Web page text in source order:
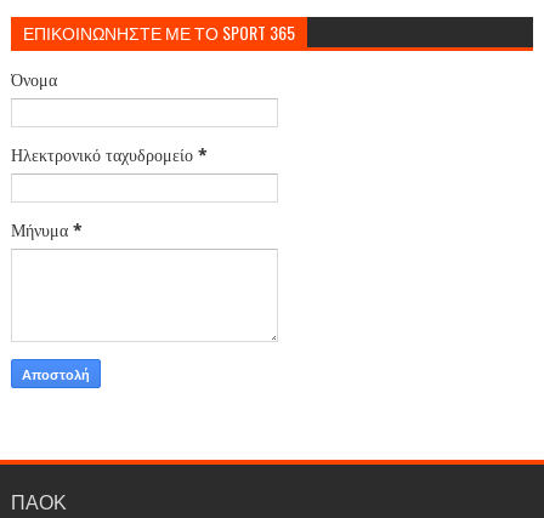
ΕΠΙΚΟΙΝΩΝΗΣΤΕ ΜΕ ΤΟ SPORT 365
Όνομα
Ηλεκτρονικό ταχυδρομείο *
Μήνυμα *
ΠΑΟΚ